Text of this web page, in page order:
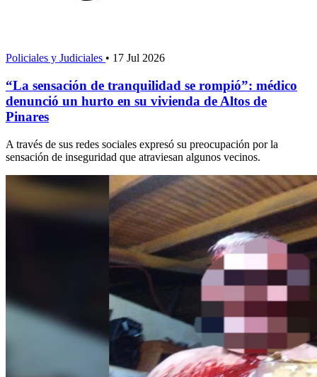
Policiales y Judiciales • 17 Jul 2026
“La sensación de tranquilidad se rompió”: médico
denunció un hurto en su vivienda de Altos de
Pinares
A través de sus redes sociales expresó su preocupación por la
sensación de inseguridad que atraviesan algunos vecinos.